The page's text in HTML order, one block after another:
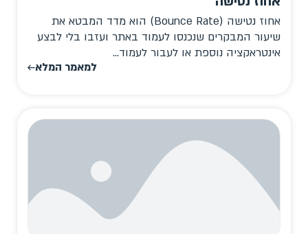
אחוז נטישה (Bounce Rate) הוא מדד המבטא את
שיעור המבקרים שנכנסו לעמוד באתר ועזבו בלי לבצע
אינטראקציה נוספת או לעבור לעמוד...
למאמר המלא